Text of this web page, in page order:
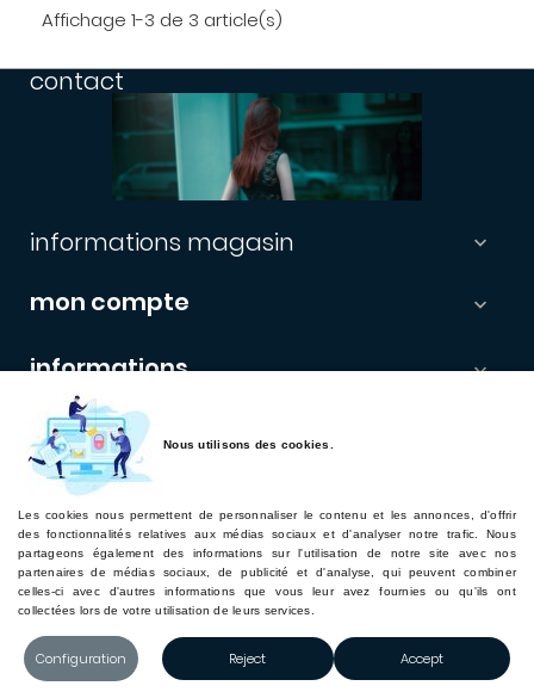
Nous utilisons des cookies.
Les cookies nous permettent de personnaliser le contenu et les annonces, d'offrir
des fonctionnalités relatives aux médias sociaux et d'analyser notre trafic. Nous
partageons également des informations sur l'utilisation de notre site avec nos
partenaires de médias sociaux, de publicité et d'analyse, qui peuvent combiner
celles-ci avec d'autres informations que vous leur avez fournies ou qu'ils ont
collectées lors de votre utilisation de leurs services.
Accept
Reject
Configuration
Affichage 1-3 de 3 article(s)
contact
informations magasin 
mon compte 
informations 
newsletter
Les enregistrements étants automatisés, vérifiez vos boites
Email "indésirables".
Souscrire
Retourner sur hairword.com
hairword.com
Copyright 2025 Hairword. Tous les droits sont réservés.
Développé par HW